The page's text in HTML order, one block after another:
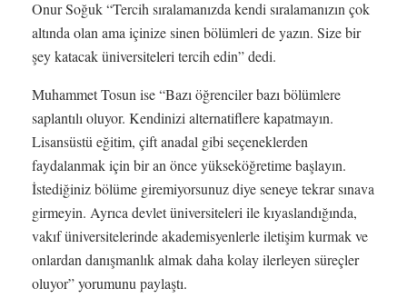
Onur Soğuk “Tercih sıralamanızda kendi sıralamanızın çok
altında olan ama içinize sinen bölümleri de yazın. Size bir
şey katacak üniversiteleri tercih edin” dedi.
Muhammet Tosun ise “Bazı öğrenciler bazı bölümlere
saplantılı oluyor. Kendinizi alternatiflere kapatmayın.
Lisansüstü eğitim, çift anadal gibi seçeneklerden
faydalanmak için bir an önce yükseköğretime başlayın.
İstediğiniz bölüme giremiyorsunuz diye seneye tekrar sınava
girmeyin. Ayrıca devlet üniversiteleri ile kıyaslandığında,
vakıf üniversitelerinde akademisyenlerle iletişim kurmak ve
onlardan danışmanlık almak daha kolay ilerleyen süreçler
oluyor” yorumunu paylaştı.